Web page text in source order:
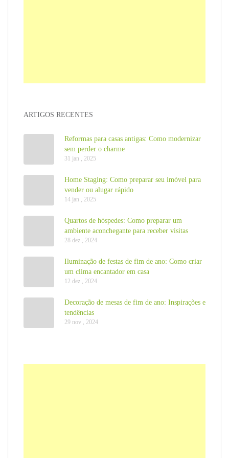
ARTIGOS RECENTES
Reformas para casas antigas: Como modernizar
sem perder o charme
31 jan , 2025
Home Staging: Como preparar seu imóvel para
vender ou alugar rápido
14 jan , 2025
Quartos de hóspedes: Como preparar um
ambiente aconchegante para receber visitas
28 dez , 2024
Iluminação de festas de fim de ano: Como criar
um clima encantador em casa
12 dez , 2024
Decoração de mesas de fim de ano: Inspirações e
tendências
29 nov , 2024